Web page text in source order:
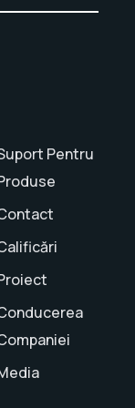
Pentru